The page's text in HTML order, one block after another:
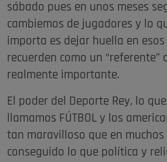
sábado pues en unos meses
cambiemos de jugadores y lo
importa es dejar huella en esos
recuerden como un “referente”
realmente importante.
El poder del Deporte Rey, lo
llamamos FÚTBOL y los
tan maravilloso que en muchos
conseguido lo que política y